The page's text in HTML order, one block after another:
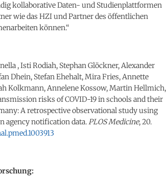
kollaborative Daten- und Studienplattformen
wie das HZI und Partner des öffentlichen
können.“
, Isti Rodiah, Stephan Glöckner, Alexander
Dhein, Stefan Ehehalt, Mira Fries, Annette
Kolkmann, Annelene Kossow, Martin Hellmich,
risks of COVID-19 in schools and their
A retrospective observational study using
agency notification data. PLOS Medicine, 20.